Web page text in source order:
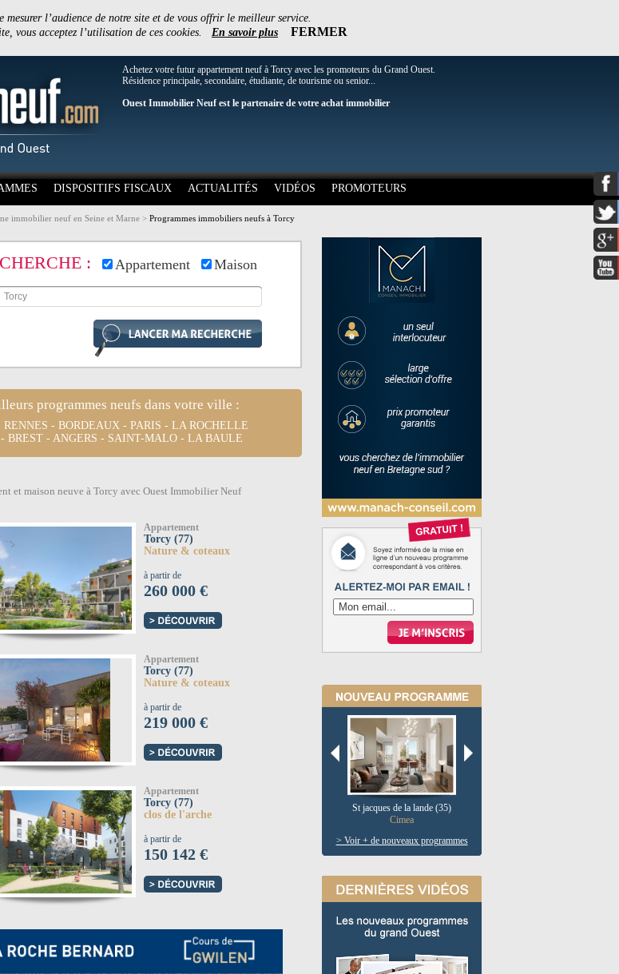
mesurer l’audience de notre site et de vous offrir le meilleur service.
vous acceptez l’utilisation de ces cookies. En savoir plus FERMER
Achetez votre futur appartement neuf à Torcy avec les promoteurs du Grand Ouest.
Résidence principale, secondaire, étudiante, de tourisme ou senior...
Ouest Immobilier Neuf est le partenaire de votre achat immobilier
DISPOSITIFS FISCAUX ACTUALITÉS VIDÉOS PROMOTEURS
immobilier neuf en Seine et Marne > Programmes immobiliers neufs à Torcy
: Appartement Maison
programmes neufs dans votre ville :
RENNES - BORDEAUX- PARIS - LA ROCHELLE
- BREST - ANGERS - SAINT-MALO - LA BAULE
et maison neuve à Torcy avec Ouest Immobilier Neuf
Appartement
Torcy (77)
Nature & coteaux
à partir de
260 000 €
Appartement
Torcy (77)
Nature & coteaux
à partir de
219 000 €
Appartement
Torcy (77)
clos de l'arche
à partir de
150 142 €
St jacques de la lande (35)
Cimea
> Voir + de nouveaux programmes